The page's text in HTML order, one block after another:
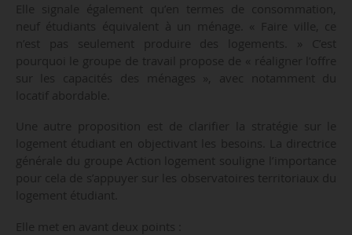
Elle signale également qu’en termes de consommation,
neuf étudiants équivalent à un ménage. « Faire ville, ce
n’est pas seulement produire des logements. » C’est
pourquoi le groupe de travail propose de « réaligner l’offre
sur les capacités des ménages », avec notamment du
locatif abordable.
Une autre proposition est de clarifier la stratégie sur le
logement étudiant en objectivant les besoins. La directrice
générale du groupe Action logement souligne l’importance
pour cela de s’appuyer sur les observatoires territoriaux du
logement étudiant.
Elle met en avant deux points :